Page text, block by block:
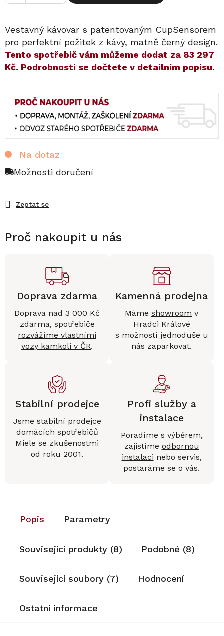
Vestavný kávovar s patentovaným CupSensorem
pro perfektní požitek z kávy, matně černý design.
​​Tento spotřebič vám můžeme dodat za 83 297
Kč. Podrobnosti se dočtete v detailním popisu.
Zeptat se
Na dotaz
Možnosti doručení
Proč nakoupit u nás
Doprava zdarma
Doprava nad 3 000 Kč
zdarma, spotřebiče
rozvážíme vlastními
vozy kamkoli v ČR.
Kamenná prodejna
Máme showroom v
Hradci Králové
s možností jednoduše u
nás zaparkovat.
Stabilní prodejce
Jsme stabilní prodejce
domácích spotřebičů
Miele se zkušenostmi
od roku 2001.
Profi služby a
instalace
Poradíme s výběrem,
zajistíme odbornou
instalaci nebo servis,
postaráme se o vás.
Popis Parametry
Související produkty (8) Podobné (8)
Související soubory (7) Hodnocení
Ostatní informace